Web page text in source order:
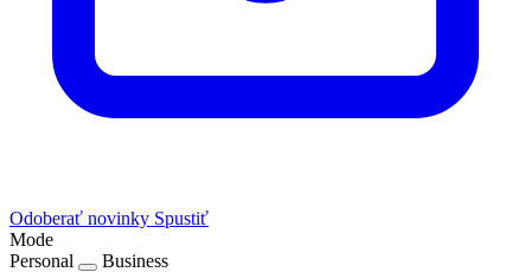
Odoberať novinky Spustiť
Mode
Personal
Business